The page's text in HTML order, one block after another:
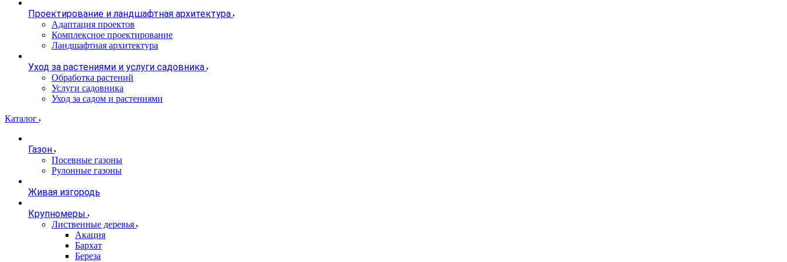
Проектирование и ландшафтная архитектура
Адаптация проектов
Комплексное проектирование
Ландшафтная архитектура
Уход за растениями и услуги садовника
Обработка растений
Услуги садовника
Уход за садом и растениями
Каталог
Газон
Посевные газоны
Рулонные газоны
Живая изгородь
Крупномеры
Лиственные деревья
Акация
Бархат
Береза